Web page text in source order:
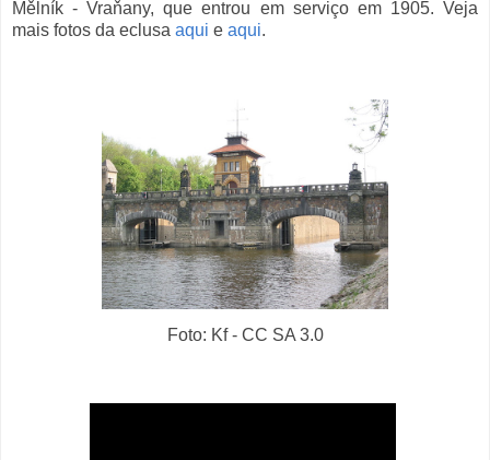
Mělník - Vraňany, que entrou em serviço em 1905. Veja
mais fotos da eclusa aqui e aqui.
Foto: Kf - CC SA 3.0